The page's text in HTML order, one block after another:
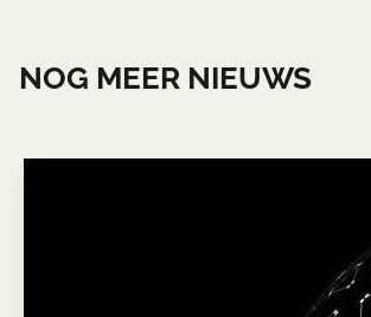
NOG MEER NIEUWS